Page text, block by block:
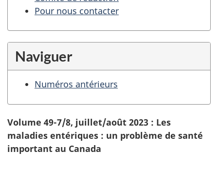
Pour nous contacter
Naviguer
Numéros antérieurs
Volume 49-7/8, juillet/août 2023 : Les
maladies entériques : un problème de santé
important au Canada